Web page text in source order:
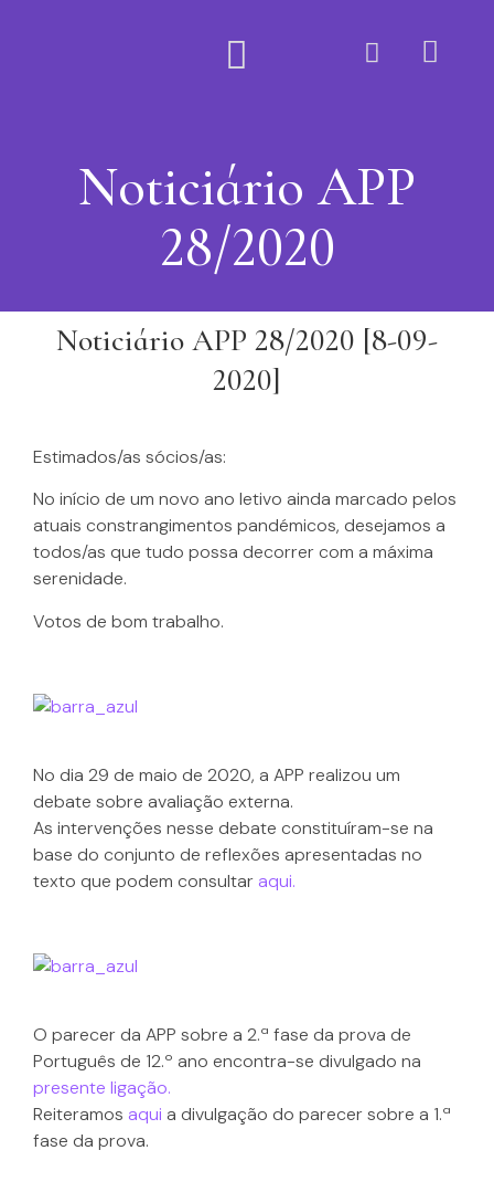
Noticiário APP
28/2020
Noticiário APP 28/2020 [8-09-
2020]
Estimados/as sócios/as:
No início de um novo ano letivo ainda marcado pelos
atuais constrangimentos pandémicos, desejamos a
todos/as que tudo possa decorrer com a máxima
serenidade.
Votos de bom trabalho.
No dia 29 de maio de 2020, a APP realizou um
debate sobre avaliação externa.
As intervenções nesse debate constituíram-se na
base do conjunto de reflexões apresentadas no
texto que podem consultar aqui.
O parecer da APP sobre a 2.ª fase da prova de
Português de 12.º ano encontra-se divulgado na
presente ligação.
Reiteramos aqui a divulgação do parecer sobre a 1.ª
fase da prova.